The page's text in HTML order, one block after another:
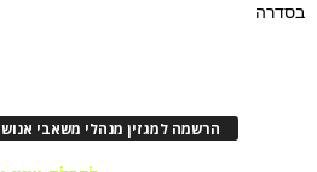
בסדרה
הרשמה למגזין מנהלי משאבי אנוש